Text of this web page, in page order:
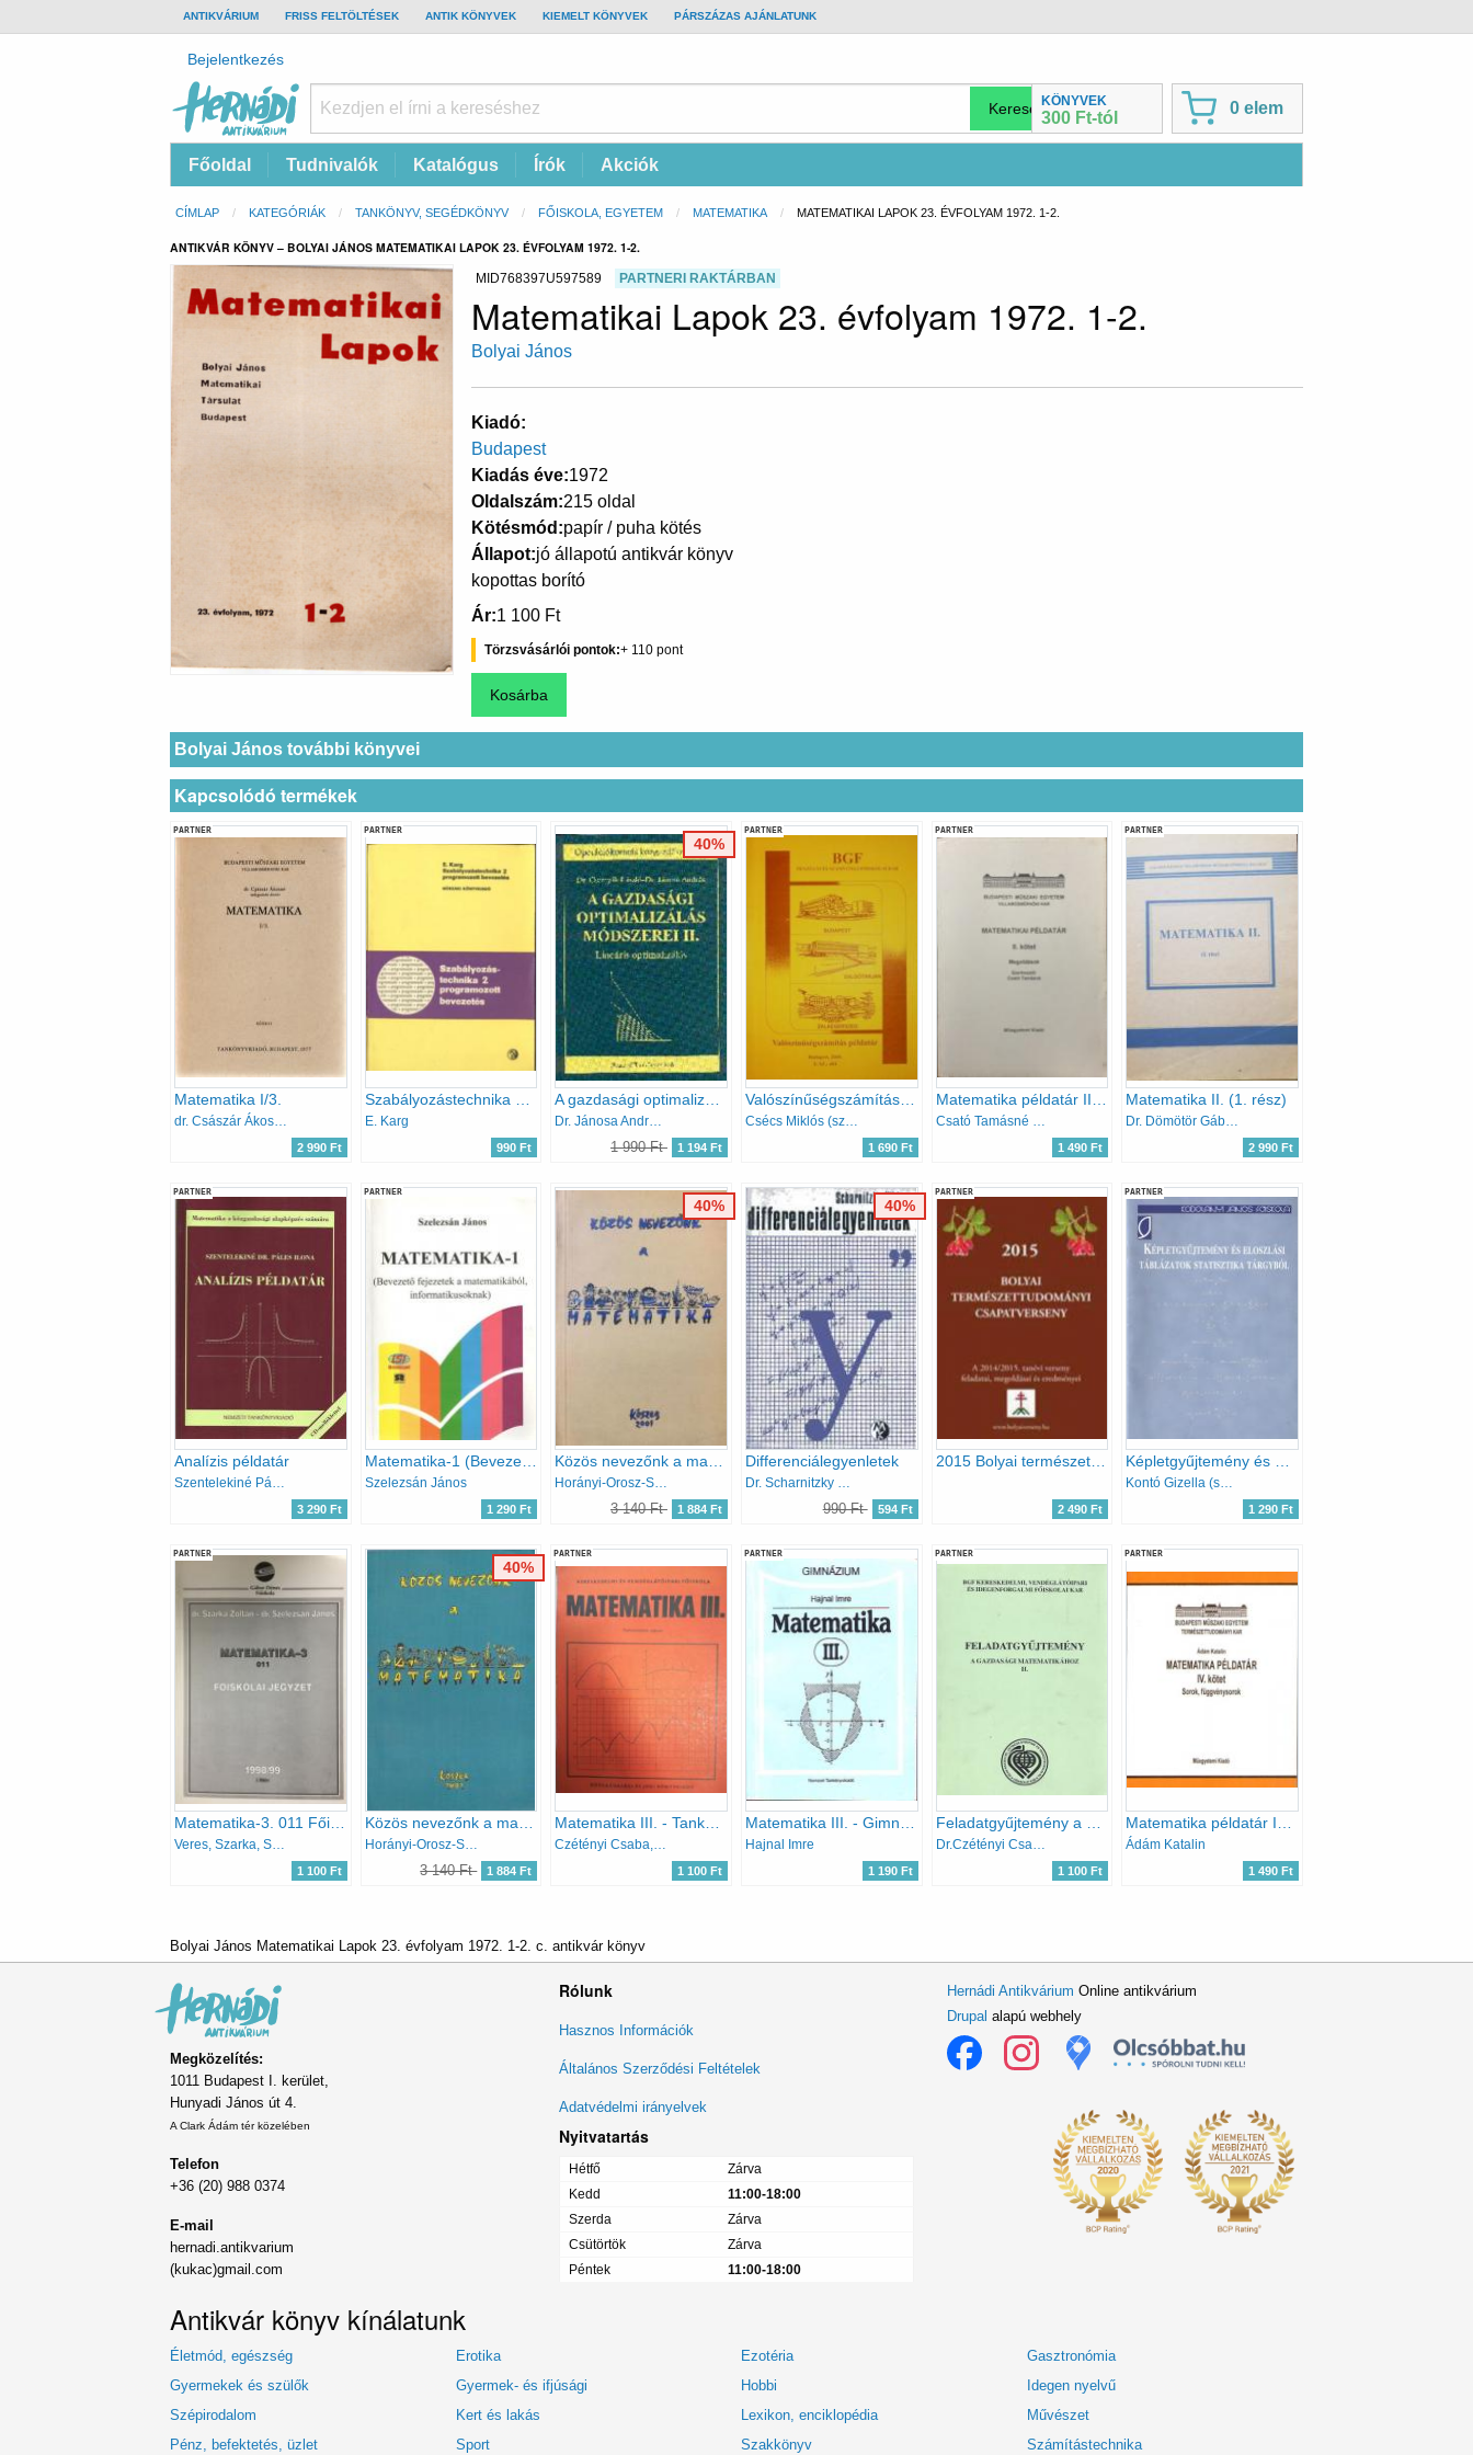
TOP
BAR
ANTIKVÁRIUM FRISS FELTÖLTÉSEK ANTIK KÖNYVEK KIEMELT KÖNYVEK PÁRSZÁZAS AJÁNLATUNK
Felhasználói
fiók
menüje
Bejelentkezés
Antikvárium
Online
KÖNYVEK
300 Ft-tól
0 elem
Fő
navigáció
Főoldal Tudnivalók Katalógus Írók Akciók
Morzsa
CÍMLAP KATEGÓRIÁK TANKÖNYV, SEGÉDKÖNYV FŐISKOLA, EGYETEM MATEMATIKA CURRENT:
MATEMATIKAI LAPOK 23. ÉVFOLYAM 1972. 1-2.
ANTIKVÁR KÖNYV – BOLYAI JÁNOS MATEMATIKAI LAPOK 23. ÉVFOLYAM 1972. 1-2.
MID768397U597589 PARTNERI RAKTÁRBAN
Matematikai Lapok 23. évfolyam 1972. 1-2.
Bolyai János
Kiadó
Budapest
Kiadás éve 1972
Oldalszám 215 oldal
Kötésmód papír / puha kötés
Állapot jó állapotú antikvár könyv
kopottas borító
Ár 1 100 Ft
Törzsvásárlói pontok 110
Bolyai János további könyvei
Kapcsolódó termékek
PARTNER
Matematika I/3.
dr. Császár Ákosné
2 990 Ft
PARTNER
Szabályozástechnika 2 programozott bevezetés
E. Karg
990 Ft
A gazdasági optimalizálás módszerei II. Lineáris optimalizálás
Dr. Jánosa András; Dr. Csernyák László
1 990 Ft 1 194 Ft
40%
PARTNER
Valószínűségszámítás példatár
Csécs Miklós (szerk.)
1 690 Ft
PARTNER
Matematika példatár II. kötet (Megoldások)
Csató Tamásné (szerk.)
1 490 Ft
PARTNER
Matematika II. (1. rész)
Dr. Dömötör Gábor (szerk.)
2 990 Ft
PARTNER
Analízis példatár
Szentelekiné Páles Ilona
3 290 Ft
PARTNER
Matematika-1 (Bevezető fejezetek a matematikából informatikusoknak)
Szelezsán János
1 290 Ft
Horányi-Orosz-Szegedi
3 140 Ft 1 884 Ft
40%
Differenciálegyenletek
Dr. Scharnitzky Viktor
990 Ft 594 Ft
40%
PARTNER
2015 Bolyai természettudományi csapatverseny
2 490 Ft
PARTNER
Kontó Gizella (szerk.)
1 290 Ft
PARTNER
1 100 Ft
Horányi-Orosz-Szegedi
3 140 Ft 1 884 Ft
40%
PARTNER
1 100 Ft
PARTNER
Hajnal Imre
1 190 Ft
PARTNER
1 100 Ft
PARTNER
Ádám Katalin
1 490 Ft
Bolyai János Matematikai Lapok 23. évfolyam 1972. 1-2. c. antikvár könyv
Megközelítés:
1011 Budapest I. kerület,
Hunyadi János út 4.
A Clark Ádám tér közelében
Telefon
+36 (20) 988 0374
E-mail
hernadi.antikvarium
(kukac)gmail.com
Rólunk
Lábléc
menü
Hasznos Információk
Általános Szerződési Feltételek
Adatvédelmi irányelvek
Nyitvatartás
Hétfő
Zárva
Kedd
11:00-18:00
Szerda
Zárva
Csütörtök
Zárva
Péntek
11:00-18:00
Hernádi Antikvárium Online antikvárium
Drupal alapú webhely
Antikvár könyv kínálatunk
Életmód, egészség Erotika Ezotéria
Gasztronómia
Gyermekek és szülők
Gyermek- és ifjúsági Hobbi
Idegen nyelvű
Szépirodalom
Kert és lakás Lexikon, enciklopédia
Művészet
Pénz, befektetés, üzlet
Sport Szakkönyv Számítástechnika